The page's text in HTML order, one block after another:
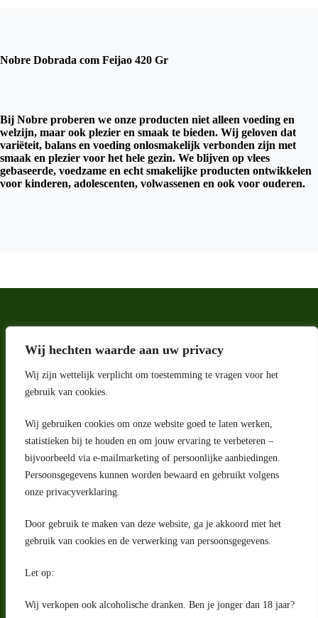
Wij hechten waarde aan uw privacy
Wij zijn wettelijk verplicht om toestemming te vragen voor het
gebruik van cookies.
Wij gebruiken cookies om onze website goed te laten werken,
statistieken bij te houden en om jouw ervaring te verbeteren –
bijvoorbeeld via e-mailmarketing of persoonlijke aanbiedingen.
Persoonsgegevens kunnen worden bewaard en gebruikt volgens
onze privacyverklaring.
Door gebruik te maken van deze website, ga je akkoord met het
gebruik van cookies en de verwerking van persoonsgegevens.
Let op:
Wij verkopen ook alcoholische dranken. Ben je jonger dan 18 jaar?
Nobre Dobrada com Feijao 420 Gr
Bij Nobre proberen we onze producten niet alleen voeding en
welzijn, maar ook plezier en smaak te bieden. Wij geloven dat
variëteit, balans en voeding onlosmakelijk verbonden zijn met
smaak en plezier voor het hele gezin. We blijven op vlees
gebaseerde, voedzame en echt smakelijke producten ontwikkelen
voor kinderen, adolescenten, volwassenen en ook voor ouderen.
Adres
Riga 4 E
2993 LW Barendrecht
Nederland
Contact
klantenservice@portugeseproducten.nl
Facebook
Herroepingsrecht